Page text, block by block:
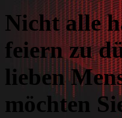
Nicht alle
feiern zu
lieben
möchten